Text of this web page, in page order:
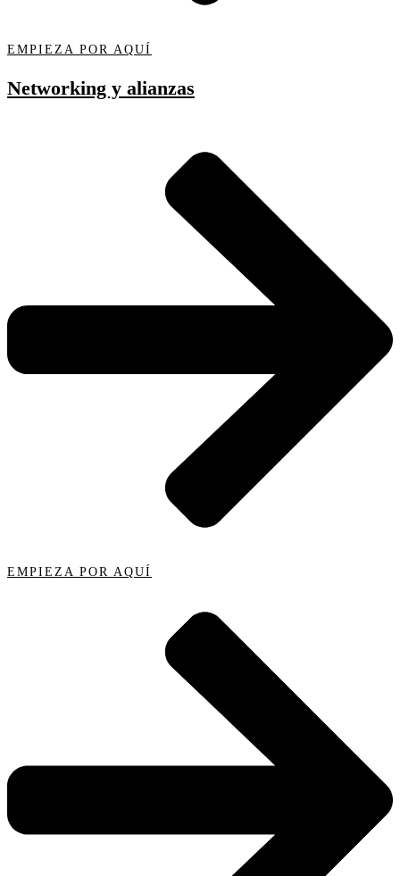
EMPIEZA POR AQUÍ
Networking y alianzas
EMPIEZA POR AQUÍ